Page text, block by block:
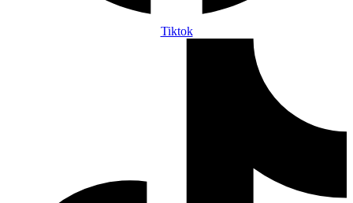
Tiktok